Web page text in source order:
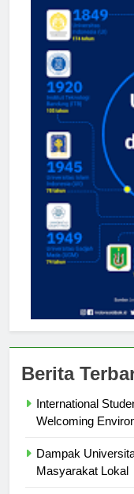
Berita
International
Dampak